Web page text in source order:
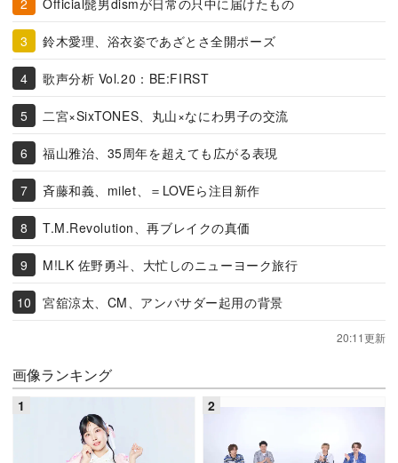
鈴木愛理、浴衣姿であざとさ全開ポーズ
歌声分析 Vol.20：BE:FIRST
二宮×SixTONES、丸山×なにわ男子の交流
福山雅治、35周年を超えても広がる表現
斉藤和義、milet、＝LOVEら注目新作
T.M.Revolution、再ブレイクの真価
M!LK 佐野勇斗、大忙しのニューヨーク旅行
宮舘涼太、CM、アンバサダー起用の背景
20:11更新
画像ランキング